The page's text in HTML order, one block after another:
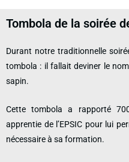
Tombola de la soirée
Durant notre traditionnelle
tombola : il fallait deviner le
sapin.
Cette tombola a rapporté
apprentie de l’EPSIC pour lui
nécessaire à sa formation.